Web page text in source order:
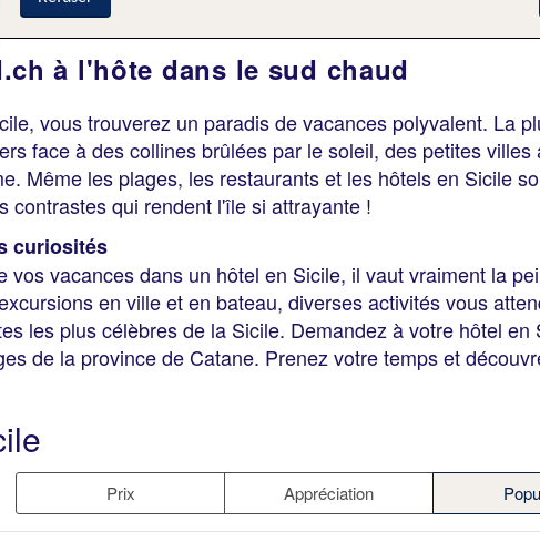
à l'hôte dans le sud chaud
vous trouverez un paradis de vacances polyvalent. La
face à des collines brûlées par le soleil, des petites
Même les plages, les restaurants et les hôtels en Sicile
contrastes qui rendent l'île si attrayante !
curiosités
vos vacances dans un hôtel en Sicile, il vaut vraiment la
en ville et en bateau, diverses activités vous
les plus célèbres de la Sicile. Demandez à votre hôtel
de la province de Catane. Prenez votre temps et
Prix Appréciation